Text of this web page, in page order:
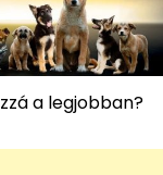
a legjobban?